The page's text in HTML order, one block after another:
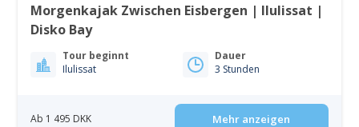
Morgenkajak Zwischen Eisbergen | Ilulissat |
Disko Bay
Tour beginnt
Ilulissat
Dauer
3 Stunden
Ab 1 495 DKK Mehr anzeigen